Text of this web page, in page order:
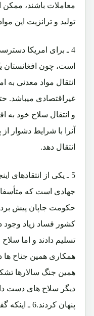
معاملات باشند،
تولید و ترانزیت این
4 ـ برای امریکا
است، چون
انتقال مواد معدنی به
غیراقتصادی میباشد.
و انتقال سلاح خود به
آنرا با شرایط دشوار
انتقال دهد.
5 ـ یکی از انتقادهای
جهادی است که
حکومت جاپان پیش
کشور فساد زیاد وجود
تسلیم دادند و اما
همکاری همین جناح ها
همین جنگ سالارها
دیگر سلاح های دست
پنهان